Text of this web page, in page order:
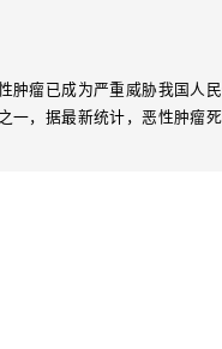
肿瘤已成为严重威胁我国人
一，据最新统计，恶性肿瘤